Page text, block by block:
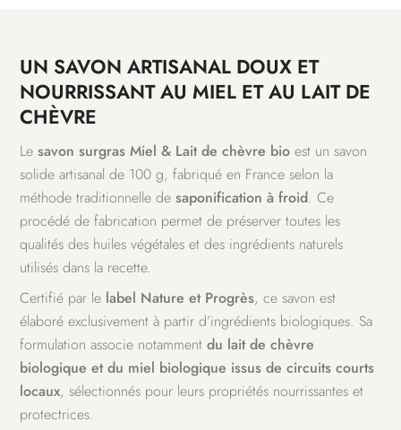
bio
UN SAVON ARTISANAL DOUX ET
NOURRISSANT AU MIEL ET AU LAIT DE
CHÈVRE
Lesavon surgras Miel & Lait de chèvre bio est un savon
solide artisanal de 100 g, fabriqué en France selon la
méthode traditionnelle desaponification à froid. Ce
procédé de fabrication permet de préserver toutes les
qualités des huiles végétales et des ingrédients naturels
utilisés dans la recette.
Certifié par le label Nature et Progrès, ce savon est
élaboré exclusivement à partir d’ingrédients biologiques. Sa
formulation associe notammentdu lait de chèvre
biologique et du miel biologique issus de circuits courts
locaux, sélectionnés pour leurs propriétés nourrissantes et
protectrices.